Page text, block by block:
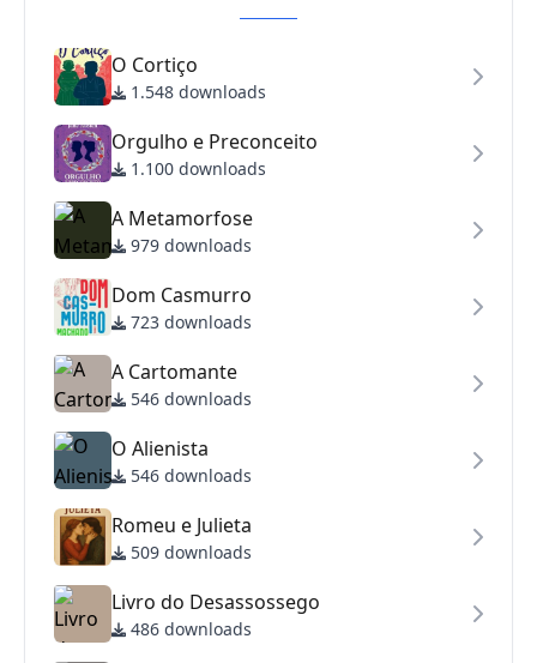
O Cortiço
1.548 downloads
Orgulho e Preconceito
1.100 downloads
A Metamorfose
979 downloads
Dom Casmurro
723 downloads
A Cartomante
546 downloads
O Alienista
546 downloads
Romeu e Julieta
509 downloads
Livro do Desassossego
486 downloads